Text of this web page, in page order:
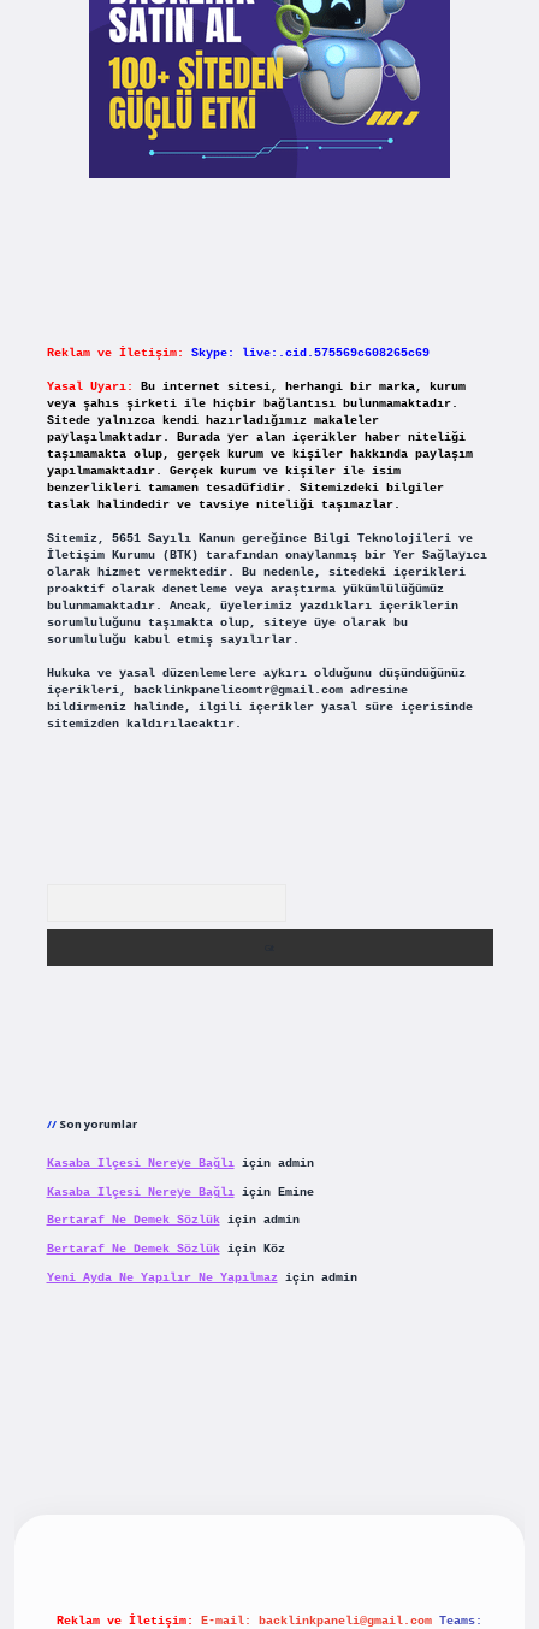
Reklam ve İletişim: Skype: live:.cid.575569c608265c69
Yasal Uyarı:
Bu internet sitesi, herhangi bir marka, kurum
veya şahıs şirketi ile hiçbir bağlantısı bulunmamaktadır.
Sitede yalnızca kendi hazırladığımız makaleler
paylaşılmaktadır. Burada yer alan içerikler haber niteliği
taşımamakta olup, gerçek kurum ve kişiler hakkında paylaşım
yapılmamaktadır. Gerçek kurum ve kişiler ile isim
benzerlikleri tamamen tesadüfidir. Sitemizdeki bilgiler
taslak halindedir ve tavsiye niteliği taşımazlar.
Sitemiz, 5651 Sayılı Kanun gereğince Bilgi Teknolojileri ve
İletişim Kurumu (BTK) tarafından onaylanmış bir Yer Sağlayıcı
olarak hizmet vermektedir. Bu nedenle, sitedeki içerikleri
proaktif olarak denetleme veya araştırma yükümlülüğümüz
bulunmamaktadır. Ancak, üyelerimiz yazdıkları içeriklerin
sorumluluğunu taşımakta olup, siteye üye olarak bu
sorumluluğu kabul etmiş sayılırlar.
Hukuka ve yasal düzenlemelere aykırı olduğunu düşündüğünüz
içerikleri, backlinkpanelicomtr@gmail.comadresine
bildirmeniz halinde, ilgili içerikler yasal süre içerisinde
sitemizden kaldırılacaktır.
Son yorumlar
Kasaba Ilçesi Nereye Bağlıiçin admin
Kasaba Ilçesi Nereye Bağlıiçin Emine
Bertaraf Ne Demek Sözlükiçin admin
Bertaraf Ne Demek Sözlükiçin Köz
Yeni Ayda Ne Yapılır Ne Yapılmaziçin admin
Reklam ve İletişim: E-mail: backlinkpaneli@gmail.com Teams: